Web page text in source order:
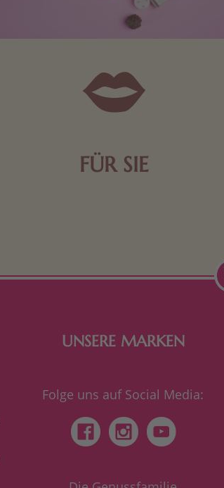
FÜR SIE
UNSERE MARKEN
Folge uns auf Social Media: